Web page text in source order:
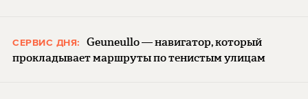
СЕРВИС ДНЯ:
Geuneullo — навигатор, который
прокладывает маршруты по тенистым улицам